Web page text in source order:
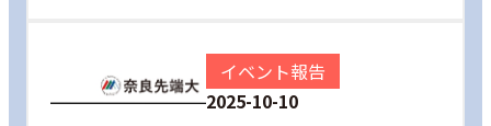
イベント報告
2025-10-10